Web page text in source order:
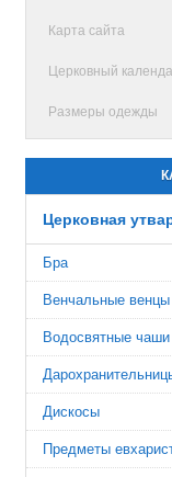
Карта сайта
Церковный
Размеры одежды
Церковная
Бра
Венчальные венцы
Водосвятные чаши
Дискосы
Предметы